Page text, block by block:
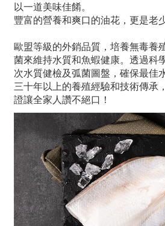
以一道美味佳餚。
豐富的營養和爽口的油花，更是老
歐盟等級的外銷品質，培養無毒養
菌來維持水質和魚蝦健康。透過科
次水質健檢及弧菌圖盤，確保最佳
三十年以上的養殖經驗和技術傳承
證讓全家人讚不絕口！